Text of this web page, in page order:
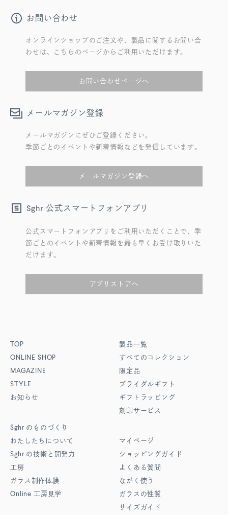
お問い合わせ
オンラインショップのご注文や、製品に関するお問い合
わせは、こちらのページからご利用いただけます。
お問い合わせページへ
メールマガジン登録
メールマガジンにぜひご登録ください。
季節ごとのイベントや新着情報などを発信しています。
メールマガジン登録へ
Sghr 公式スマートフォンアプリ
公式スマートフォンアプリをご利用いただくことで、季
節ごとのイベントや新着情報を最も早くお受け取りいた
だけます。
アプリストアへ
TOP
ONLINE SHOP
MAGAZINE
STYLE
お知らせ
Sghr のものづくり
わたしたちについて
Sghr の技術と開発力
工房
ガラス制作体験
Online 工房見学
製品一覧
すべてのコレクション
限定品
ブライダルギフト
ギフトラッピング
刻印サービス
マイページ
ショッピングガイド
よくある質問
ながく使う
ガラスの性質
サイズガイド